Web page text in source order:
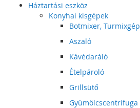
Háztartási eszköz
Konyhai kisgépek
Botmixer, Turmixgép
Aszaló
Kávédaráló
Ételpároló
Grillsütő
Gyümölcscentrifuga